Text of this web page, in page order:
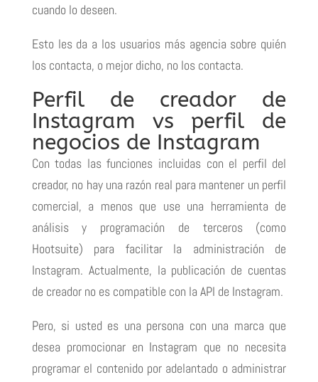
cuando lo deseen.
Esto les da a los usuarios más agencia sobre quién
los contacta, o mejor dicho, no los contacta.
Perfil de creador de
Instagram vs perfil de
negocios de Instagram
Con todas las funciones incluidas con el perfil del
creador, no hay una razón real para mantener un perfil
comercial, a menos que use una herramienta de
análisis y programación de terceros (como
Hootsuite) para facilitar la administración de
Instagram. Actualmente, la publicación de cuentas
de creador no es compatible con la API de Instagram.
Pero, si usted es una persona con una marca que
desea promocionar en Instagram que no necesita
programar el contenido por adelantado o administrar